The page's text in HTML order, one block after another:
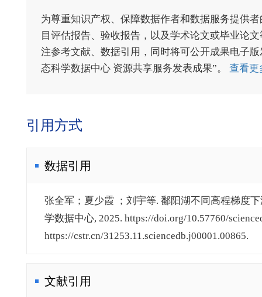
为尊重知识产权、保障数据作者和数据服务提供
目评估报告、验收报告，以及学术论文或毕业论
注参考文献、数据引用，同时将可公开成果电子
态科学数据中心 资源共享服务发表成果”。 查看
引用方式
数据引用
张全军；夏少霞 ；刘宇等. 鄱阳湖不同高程梯度
学数据中心, 2025. https://doi.org/10.57760/
https://cstr.cn/31253.11.sciencedb.j00001.00865.
文献引用